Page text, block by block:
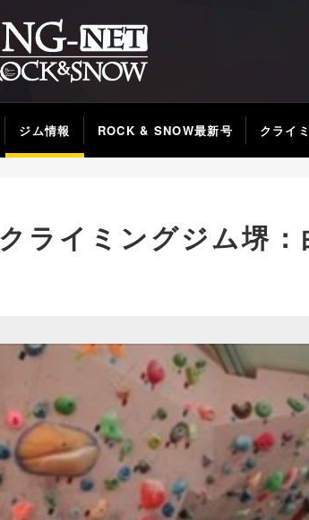
ジム情報 ROCK & SNOW最新号 クライ
ライミングジム堺：